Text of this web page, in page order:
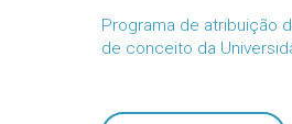
Programa de atribuição
de conceito da